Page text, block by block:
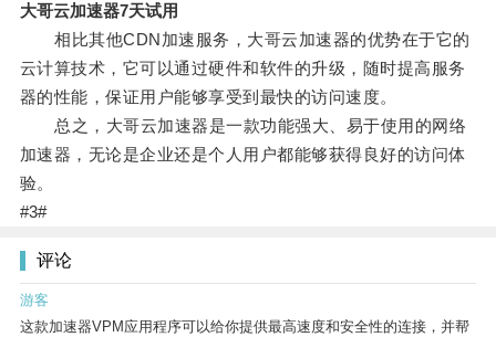
大哥云加速器7天试用
相比其他CDN加速服务，大哥云加速器的优势在于它的
云计算技术，它可以通过硬件和软件的升级，随时提高服务
器的性能，保证用户能够享受到最快的访问速度。
总之，大哥云加速器是一款功能强大、易于使用的网络
加速器，无论是企业还是个人用户都能够获得良好的访问体
验。
#3#
评论
游客
这款加速器VPM应用程序可以给你提供最高速度和安全性的连接，并帮